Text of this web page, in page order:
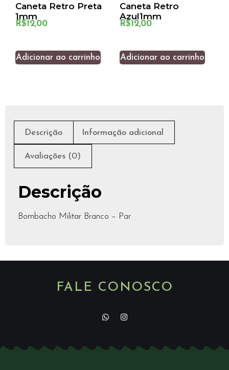
Caneta Retro Preta
1mm
R$12,00
Adicionar ao carrinho
Caneta Retro
Azul1mm
R$12,00
Adicionar ao carrinho
Descrição Informação adicional
Avaliações (0)
Descrição
Bombacho Militar Branco – Par
FALE CONOSCO